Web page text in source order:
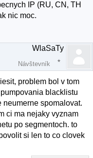
IP (RU, CN, TH
nic moc.
WlaSaTy
Návštevník
problem bol v tom
blacklistu
spomalovat.
ci ma nejaky vyznam
po segmentoch. to
si len to co clovek